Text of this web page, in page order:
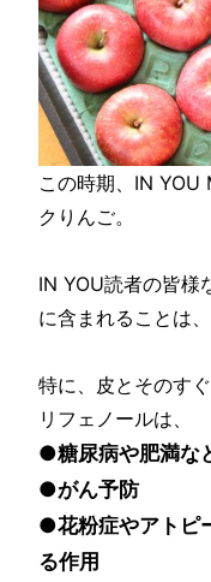
この時期、IN YOU
クりんご。
IN YOU読者の皆様
に含まれることは
特に、皮とそのす
リフェノールは、
●糖尿病や肥満な
●がん予防
●花粉症やアトピ
る作用